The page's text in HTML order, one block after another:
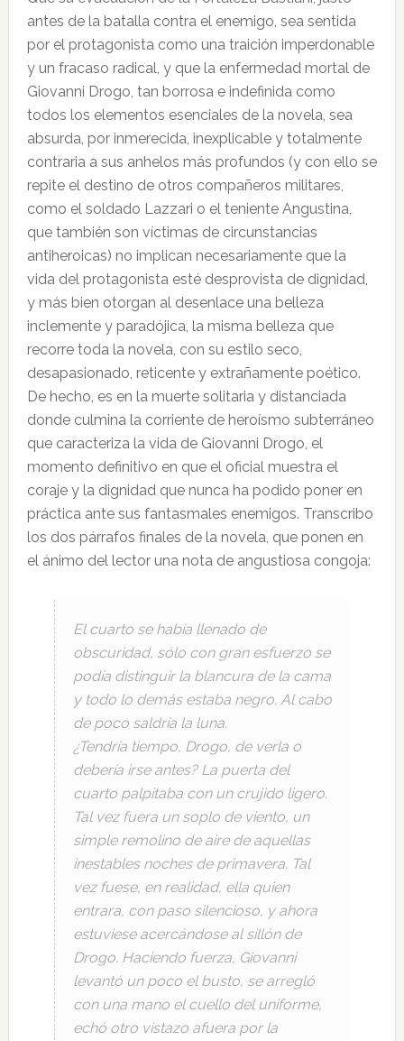
antes de la batalla contra el enemigo, sea sentida
por el protagonista como una traición imperdonable
y un fracaso radical, y que la enfermedad mortal de
Giovanni Drogo, tan borrosa e indefinida como
todos los elementos esenciales de la novela, sea
absurda, por inmerecida, inexplicable y totalmente
contraria a sus anhelos más profundos (y con ello se
repite el destino de otros compañeros militares,
como el soldado Lazzari o el teniente Angustina,
que también son víctimas de circunstancias
antiheroicas) no implican necesariamente que la
vida del protagonista esté desprovista de dignidad,
y más bien otorgan al desenlace una belleza
inclemente y paradójica, la misma belleza que
recorre toda la novela, con su estilo seco,
desapasionado, reticente y extrañamente poético.
De hecho, es en la muerte solitaria y distanciada
donde culmina la corriente de heroísmo subterráneo
que caracteriza la vida de Giovanni Drogo, el
momento definitivo en que el oficial muestra el
coraje y la dignidad que nunca ha podido poner en
práctica ante sus fantasmales enemigos. Transcribo
los dos párrafos finales de la novela, que ponen en
el ánimo del lector una nota de angustiosa congoja:
El cuarto se había llenado de
obscuridad, sólo con gran esfuerzo se
podía distinguir la blancura de la cama
y todo lo demás estaba negro. Al cabo
de poco saldría la luna.
¿Tendría tiempo, Drogo, de verla o
debería irse antes? La puerta del
cuarto palpitaba con un crujido ligero.
Tal vez fuera un soplo de viento, un
simple remolino de aire de aquellas
inestables noches de primavera. Tal
vez fuese, en realidad, ella quien
entrara, con paso silencioso, y ahora
estuviese acercándose al sillón de
Drogo. Haciendo fuerza, Giovanni
levantó un poco el busto, se arregló
con una mano el cuello del uniforme,
echó otro vistazo afuera por la